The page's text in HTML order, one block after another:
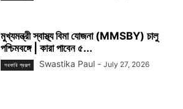
মুখ্যমন্ত্রী স্বাস্থ্য বিমা যোজনা (MMSBY) চালু
পশ্চিমবঙ্গে | কারা পাবেন ৫...
সরকারি প্রকল্প Swastika Paul - July 27, 2026